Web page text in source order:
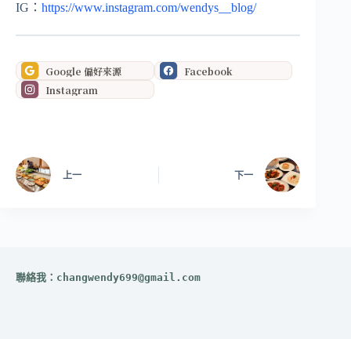
IG： https://www.instagram.com/wendys__blog/
Google 偏好來源
Facebook
Instagram
上一 下一
聯絡我： changwendy699@gmail.com